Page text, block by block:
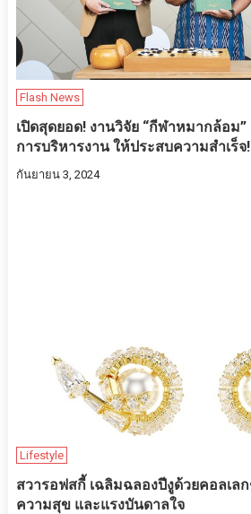
Flash News
เปิดสุดยอด! งานวิจัย “กีฬาหมากล้อม
การบริหารงาน ให้ประสบความสำเร็จ!
กันยายน 3, 2024
Lifestyle
สวารอฟสกี้ เฉลิมฉลองปีงูด้วยคอลเ
ความสุข และแรงบันดาลใจ